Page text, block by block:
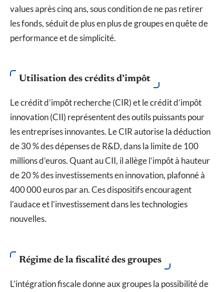
values après cinq ans, sous condition de ne pas retirer
les fonds, séduit de plus en plus de groupes en quête de
performance et de simplicité.
Utilisation des crédits d’impôt
Le crédit d’impôt recherche (CIR) et le crédit d’impôt
innovation (CII) représentent des outils puissants pour
les entreprises innovantes. Le CIR autorise la déduction
de 30 % des dépenses de R&D, dans la limite de 100
millions d’euros. Quant au CII, il allège l’impôt à hauteur
de 20 % des investissements en innovation, plafonné à
400 000 euros par an. Ces dispositifs encouragent
l’audace et l’investissement dans les technologies
nouvelles.
Régime de la fiscalité des groupes
L’intégration fiscale donne aux groupes la possibilité de